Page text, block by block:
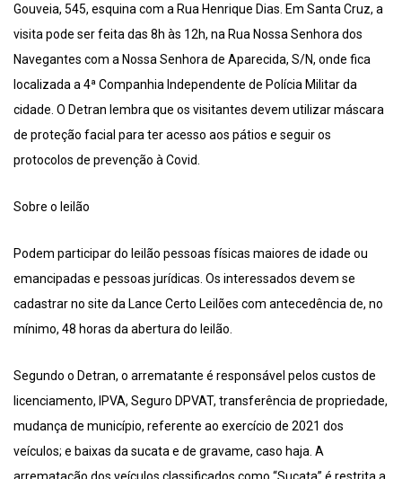
Gouveia, 545, esquina com a Rua Henrique Dias. Em Santa Cruz, a
visita pode ser feita das 8h às 12h, na Rua Nossa Senhora dos
Navegantes com a Nossa Senhora de Aparecida, S/N, onde fica
localizada a 4ª Companhia Independente de Polícia Militar da
cidade. O Detran lembra que os visitantes devem utilizar máscara
de proteção facial para ter acesso aos pátios e seguir os
protocolos de prevenção à Covid.
Sobre o leilão
Podem participar do leilão pessoas físicas maiores de idade ou
emancipadas e pessoas jurídicas. Os interessados devem se
cadastrar no site da Lance Certo Leilões com antecedência de, no
mínimo, 48 horas da abertura do leilão.
Segundo o Detran, o arrematante é responsável pelos custos de
licenciamento, IPVA, Seguro DPVAT, transferência de propriedade,
mudança de município, referente ao exercício de 2021 dos
veículos; e baixas da sucata e de gravame, caso haja. A
arrematação dos veículos classificados como “Sucata” é restrita a